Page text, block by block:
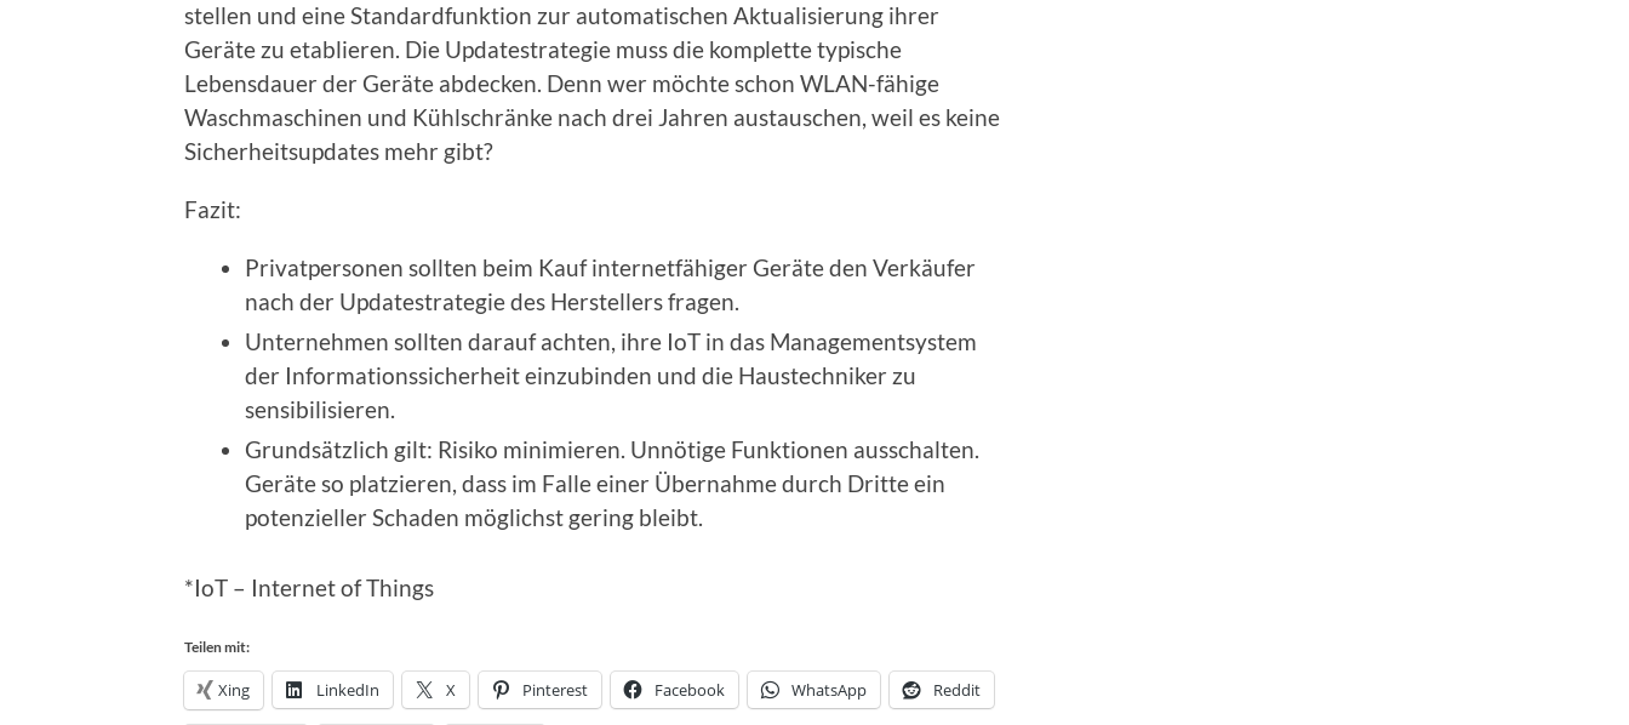
stellen und eine Standardfunktion zur automatischen Aktualisierung ihrer
Geräte zu etablieren. Die Updatestrategie muss die komplette typische
Lebensdauer der Geräte abdecken. Denn wer möchte schon WLAN-fähige
Waschmaschinen und Kühlschränke nach drei Jahren austauschen, weil es keine
Sicherheitsupdates mehr gibt?
Fazit:
Privatpersonen sollten beim Kauf internetfähiger Geräte den Verkäufer
nach der Updatestrategie des Herstellers fragen.
Unternehmen sollten darauf achten, ihre IoT in das Managementsystem
der Informationssicherheit einzubinden und die Haustechniker zu
sensibilisieren.
Grundsätzlich gilt: Risiko minimieren. Unnötige Funktionen ausschalten.
Geräte so platzieren, dass im Falle einer Übernahme durch Dritte ein
potenzieller Schaden möglichst gering bleibt.
*IoT – Internet of Things
Teilen mit:
Xing LinkedIn X Pinterest Facebook WhatsApp Reddit